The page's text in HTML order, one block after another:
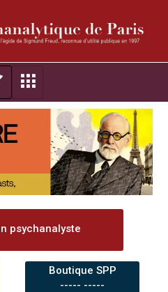
psychanalyste
Boutique SPP
----- -----